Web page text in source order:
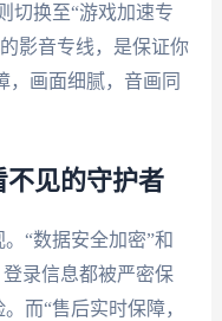
切换至“游戏加速专
影音专线，是保证你
，画面细腻，音画同
不见的守护者
“数据安全加密”和
录信息都被严密保
而“售后实时保障，